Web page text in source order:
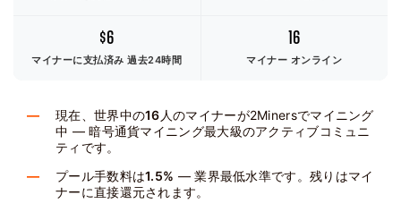
$6
マイナーに支払済み過去24時間
16
マイナー オンライン
現在、世界中の16 人のマイナーが2Minersでマイニング
中 — 暗号通貨マイニング最大級のアクティブコミュニ
ティです。
プール手数料は1.5% — 業界最低水準です。残りはマイ
ナーに直接還元されます。